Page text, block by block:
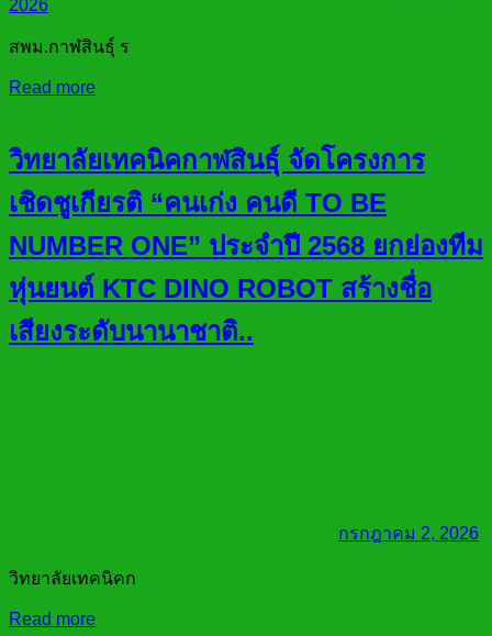
2026
สพม.กาฬสินธุ์ ร
Read more
วิทยาลัยเทคนิคกาฬสินธุ์ จัดโครงการ
เชิดชูเกียรติ “คนเก่ง คนดี TO BE
NUMBER ONE” ประจำปี 2568 ยกย่องทีม
หุ่นยนต์ KTC DINO ROBOT สร้างชื่อ
เสียงระดับนานาชาติ..
กรกฎาคม 2, 2026
วิทยาลัยเทคนิคก
Read more